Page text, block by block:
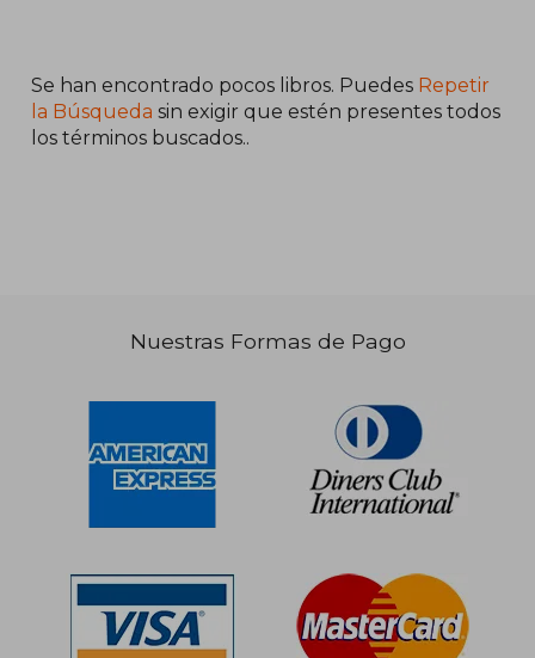
S/ 215,05 53%
dcto.
Se han encontrado pocos libros. Puedes Repetir
la Búsqueda sin exigir que estén presentes todos
los términos buscados..
Nuestras Formas de Pago